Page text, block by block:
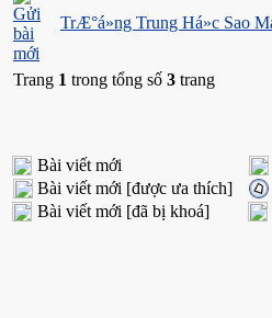
TrÆ°á»ng Trung Há»c Sao
Trang 1 trong tổng số 3 trang
Bài viết mới
Bài viết mới [được ưa thích]
Bài viết mới [đã bị khoá]